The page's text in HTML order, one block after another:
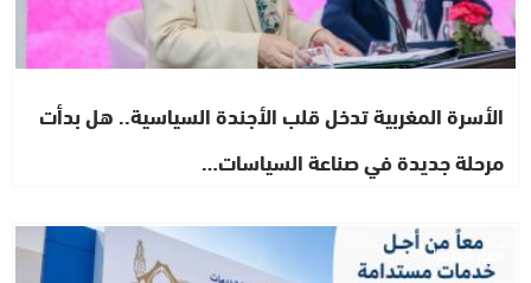
الأسرة المغربية تدخل قلب الأجندة السياسية.. هل بدأت
مرحلة جديدة في صناعة السياسات…
أخبار الصحراء